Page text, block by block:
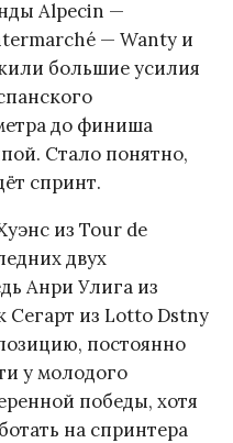
Alpecin —
— Wanty и
большие усилия
до финиша
Стало понятно,
спринт.
из Tour de
двух
Анри Улига из
Сегарт из Lotto Dstny
постоянно
у молодого
победы, хотя
на спринтера